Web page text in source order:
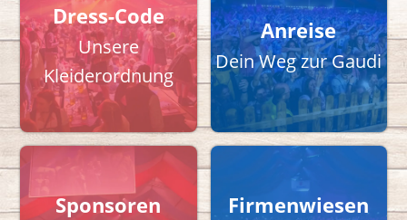
Dress-Code
Unsere
Kleiderordnung
Anreise
Dein Weg zur Gaudi
Sponsoren Firmenwiesen